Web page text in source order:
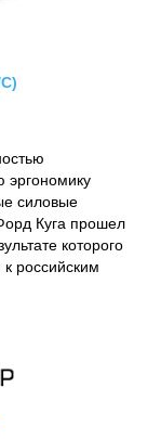
эргономику
силовые
Куга прошел
которого
российским